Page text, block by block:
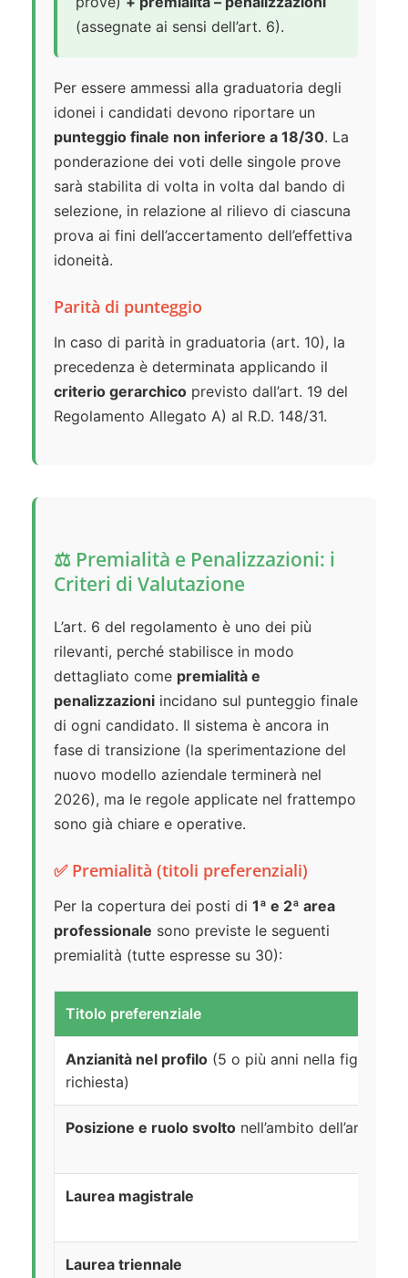
(assegnate ai sensi dell’art. 6).
Per essere ammessi alla graduatoria degli
idonei i candidati devono riportare un
punteggio finale non inferiore a 18/30. La
ponderazione dei voti delle singole prove
sarà stabilita di volta in volta dal bando di
selezione, in relazione al rilievo di ciascuna
prova ai fini dell’accertamento dell’effettiva
idoneità.
Parità di punteggio
In caso di parità in graduatoria (art. 10), la
precedenza è determinata applicando il
criterio gerarchico previsto dall’art. 19 del
Regolamento Allegato A) al R.D. 148/31.
⚖️ Premialità e Penalizzazioni: i
Criteri di Valutazione
L’art. 6 del regolamento è uno dei più
rilevanti, perché stabilisce in modo
dettagliato come premialità e
penalizzazioni incidano sul punteggio finale
di ogni candidato. Il sistema è ancora in
fase di transizione (la sperimentazione del
nuovo modello aziendale terminerà nel
2026), ma le regole applicate nel frattempo
sono già chiare e operative.
✅ Premialità (titoli preferenziali)
Per la copertura dei posti di 1ª e 2ª area
professionale sono previste le seguenti
premialità (tutte espresse su 30):
Titolo preferenziale
Anzianità nel profilo (5 o più anni nella figura
richiesta)
Posizione e ruolo svolto nell’ambito dell’area/
Laurea magistrale
Laurea triennale